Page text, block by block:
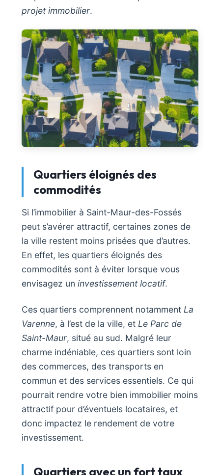
projet immobilier.
Quartiers éloignés des
commodités
Si l’immobilier à Saint-Maur-des-Fossés
peut s’avérer attractif, certaines zones de
la ville restent moins prisées que d’autres.
En effet, les quartiers éloignés des
commodités sont à éviter lorsque vous
envisagez un investissement locatif.
Ces quartiers comprennent notamment La
Varenne, à l’est de la ville, et Le Parc de
Saint-Maur, situé au sud. Malgré leur
charme indéniable, ces quartiers sont loin
des commerces, des transports en
commun et des services essentiels. Ce qui
pourrait rendre votre bien immobilier moins
attractif pour d’éventuels locataires, et
donc impactez le rendement de votre
investissement.
Quartiers avec un fort taux